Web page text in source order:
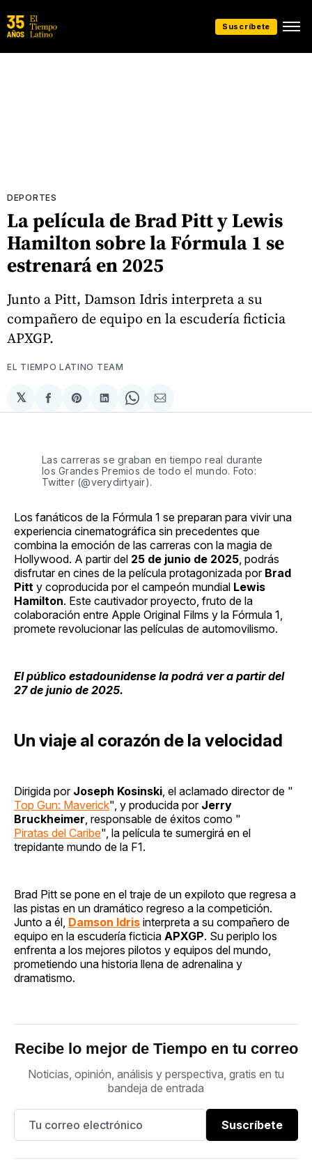
Suscríbete
DEPORTES
La película de Brad Pitt y Lewis
Hamilton sobre la Fórmula 1 se
estrenará en 2025
Junto a Pitt, Damson Idris interpreta a su
compañero de equipo en la escudería ficticia
APXGP.
EL TIEMPO LATINO TEAM
𝕏
Compartir
en
Share
on
Compartir
en
Share
on
Compartir
via
Las carreras se graban en tiempo real durante
los Grandes Premios de todo el mundo. Foto:
Twitter (@verydirtyair).
Los fanáticos de la Fórmula 1 se preparan para vivir una
experiencia cinematográfica sin precedentes que
combina la emoción de las carreras con la magia de
Hollywood. A partir del 25 de junio de 2025 , podrás
disfrutar en cines de la película protagonizada por Brad
Pitt y coproducida por el campeón mundial Lewis
Hamilton. Este cautivador proyecto, fruto de la
colaboración entre Apple Original Films y la Fórmula 1,
promete revolucionar las películas de automovilismo.
El público estadounidense la podrá ver a partir del
27 de junio de 2025.
Un viaje al corazón de la velocidad
Dirigida por Joseph Kosinski , el aclamado director de "
Top Gun: Maverick", y producida por Jerry
Bruckheimer , responsable de éxitos como "
Piratas del Caribe", la película te sumergirá en el
trepidante mundo de la F1.
Brad Pitt se pone en el traje de un expiloto que regresa a
las pistas en un dramático regreso a la competición.
Junto a él, Damson Idris interpreta a su compañero de
equipo en la escudería ficticia APXGP. Su periplo los
enfrenta a los mejores pilotos y equipos del mundo,
prometiendo una historia llena de adrenalina y
dramatismo.
Recibe lo mejor de Tiempo en tu correo
Noticias, opinión, análisis y perspectiva, gratis en tu
bandeja de entrada
Suscríbete